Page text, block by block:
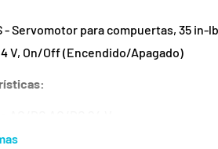
- Servomotor para compuertas, 35 in-
V, On/Off (Encendido/Apagado)
de energía (en funcionamiento) 5 W